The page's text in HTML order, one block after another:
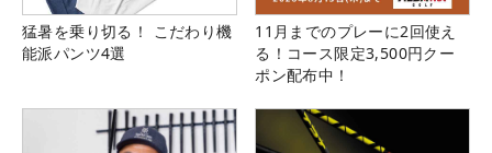
猛暑を乗り切る！ こだわり機
能派パンツ4選
11月までのプレーに2回使え
る！コース限定3,500円クー
ポン配布中！